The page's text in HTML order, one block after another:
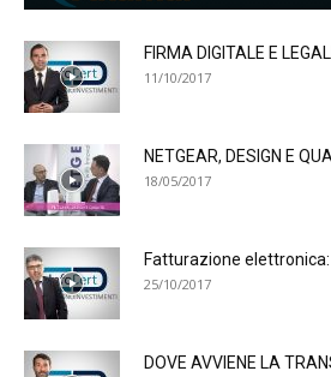
FIRMA DIGITALE E
11/10/2017
NETGEAR, DESIGN E
18/05/2017
Fatturazione
25/10/2017
DOVE AVVIENE LA